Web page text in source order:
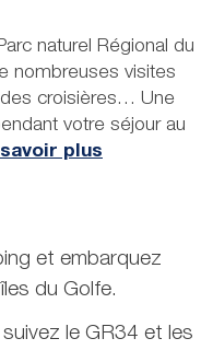
naturel Régional du
nombreuses visites
croisières… Une
votre séjour au
plus
et embarquez
du Golfe.
le GR34 et les